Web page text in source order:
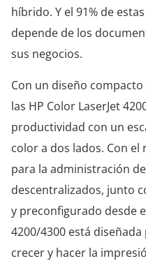
híbrido. Y el 91% de
depende de los
sus negocios.
Con un diseño
las HP Color LaserJet
productividad con un
color a dos lados. Con
para la administración
descentralizados, junto
y preconfigurado desde
4200/4300 está
crecer y hacer la